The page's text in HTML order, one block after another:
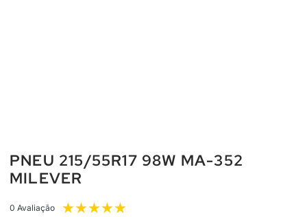
PNEU 215/55R17 98W MA-352
MILEVER
0 Avaliação ★★★★★